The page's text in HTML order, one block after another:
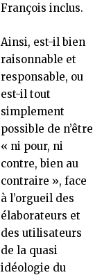
François inclus.
Ainsi, est-il bien
raisonnable et
responsable, ou
est-il tout
simplement
possible de n’être
« ni pour, ni
contre, bien au
contraire », face
à l’orgueil des
élaborateurs et
des utilisateurs
de la quasi
idéologie du